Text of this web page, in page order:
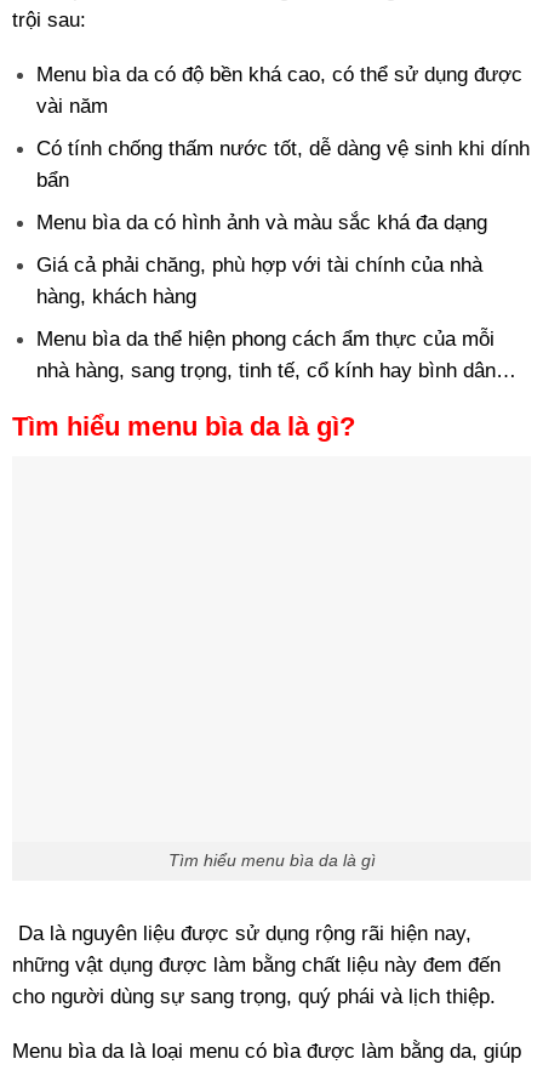
trội sau:
Menu bìa da có độ bền khá cao, có thể sử dụng được
vài năm
Có tính chống thấm nước tốt, dễ dàng vệ sinh khi dính
bẩn
Menu bìa da có hình ảnh và màu sắc khá đa dạng
Giá cả phải chăng, phù hợp với tài chính của nhà
hàng, khách hàng
Menu bìa da thể hiện phong cách ẩm thực của mỗi
nhà hàng, sang trọng, tinh tế, cổ kính hay bình dân…
Tìm hiểu menu bìa da là gì?
Tìm hiểu menu bìa da là gì
Da là nguyên liệu được sử dụng rộng rãi hiện nay,
những vật dụng được làm bằng chất liệu này đem đến
cho người dùng sự sang trọng, quý phái và lịch thiệp.
Menu bìa da là loại menu có bìa được làm bằng da, giúp